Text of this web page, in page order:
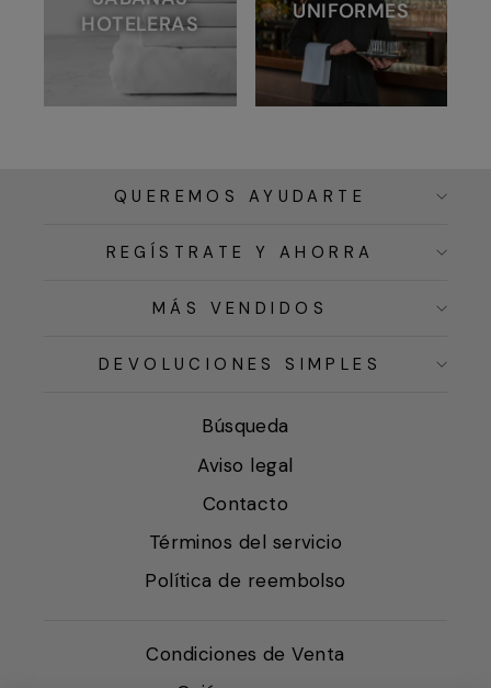
HOTELERAS
UNIFORMES
QUEREMOS AYUDARTE
REGÍSTRATE Y AHORRA
MÁS VENDIDOS
DEVOLUCIONES SIMPLES
Búsqueda
Aviso legal
Contacto
Términos del servicio
Política de reembolso
Condiciones de Venta